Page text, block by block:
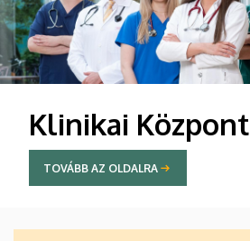
Klinikai Központ
TOVÁBB AZ OLDALRA